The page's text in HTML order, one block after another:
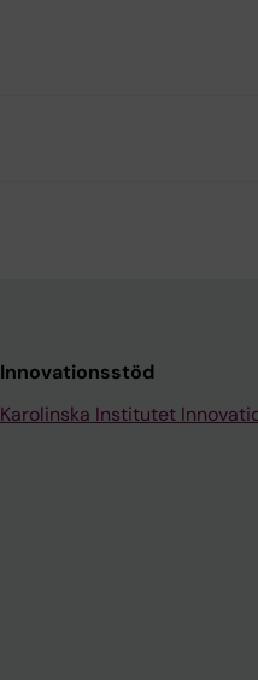
Innovationsstöd
Karolinska Institutet